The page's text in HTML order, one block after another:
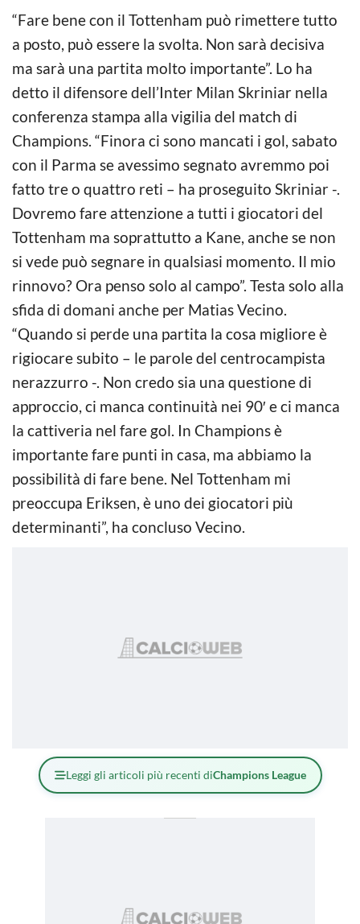
“Fare bene con il Tottenham può rimettere tutto
a posto, può essere la svolta. Non sarà decisiva
ma sarà una partita molto importante”. Lo ha
detto il difensore dell’Inter Milan Skriniar nella
conferenza stampa alla vigilia del match di
Champions. “Finora ci sono mancati i gol, sabato
con il Parma se avessimo segnato avremmo poi
fatto tre o quattro reti – ha proseguito Skriniar -.
Dovremo fare attenzione a tutti i giocatori del
Tottenham ma soprattutto a Kane, anche se non
si vede può segnare in qualsiasi momento. Il mio
rinnovo? Ora penso solo al campo”. Testa solo alla
sfida di domani anche per Matias Vecino.
“Quando si perde una partita la cosa migliore è
rigiocare subito – le parole del centrocampista
nerazzurro -. Non credo sia una questione di
approccio, ci manca continuità nei 90′ e ci manca
la cattiveria nel fare gol. In Champions è
importante fare punti in casa, ma abbiamo la
possibilità di fare bene. Nel Tottenham mi
preoccupa Eriksen, è uno dei giocatori più
determinanti”, ha concluso Vecino.
Leggi gli articoli più recenti diChampions League